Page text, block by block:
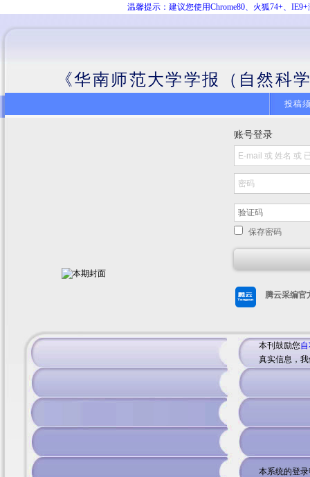
温馨提示：建议您使用Chrome80、火狐74+、
《华南师范大学学报（自然科
投稿
账号登录
保存密码
腾云采编官
本刊鼓励您
真实信息，
本系统的登